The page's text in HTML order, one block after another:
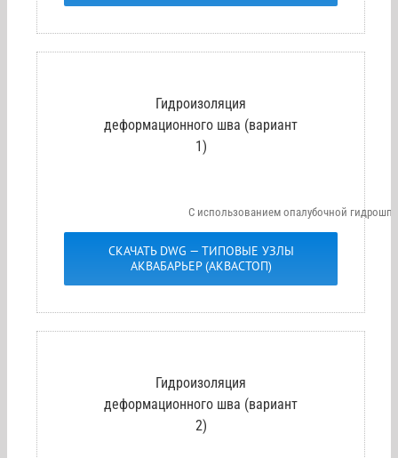
Гидроизоляция
деформационного шва (вариант
1)
С использованием опалубочной
СКАЧАТЬ DWG — ТИПОВЫЕ УЗЛЫ
АКВАБАРЬЕР (АКВАСТОП)
Гидроизоляция
деформационного шва (вариант
2)